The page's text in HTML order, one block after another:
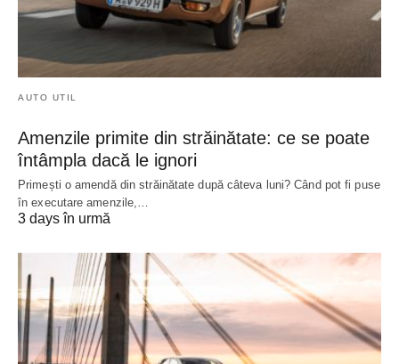
AUTO UTIL
Amenzile primite din străinătate: ce se poate
întâmpla dacă le ignori
Primești o amendă din străinătate după câteva luni? Când pot fi puse
în executare amenzile,…
3 days în urmă